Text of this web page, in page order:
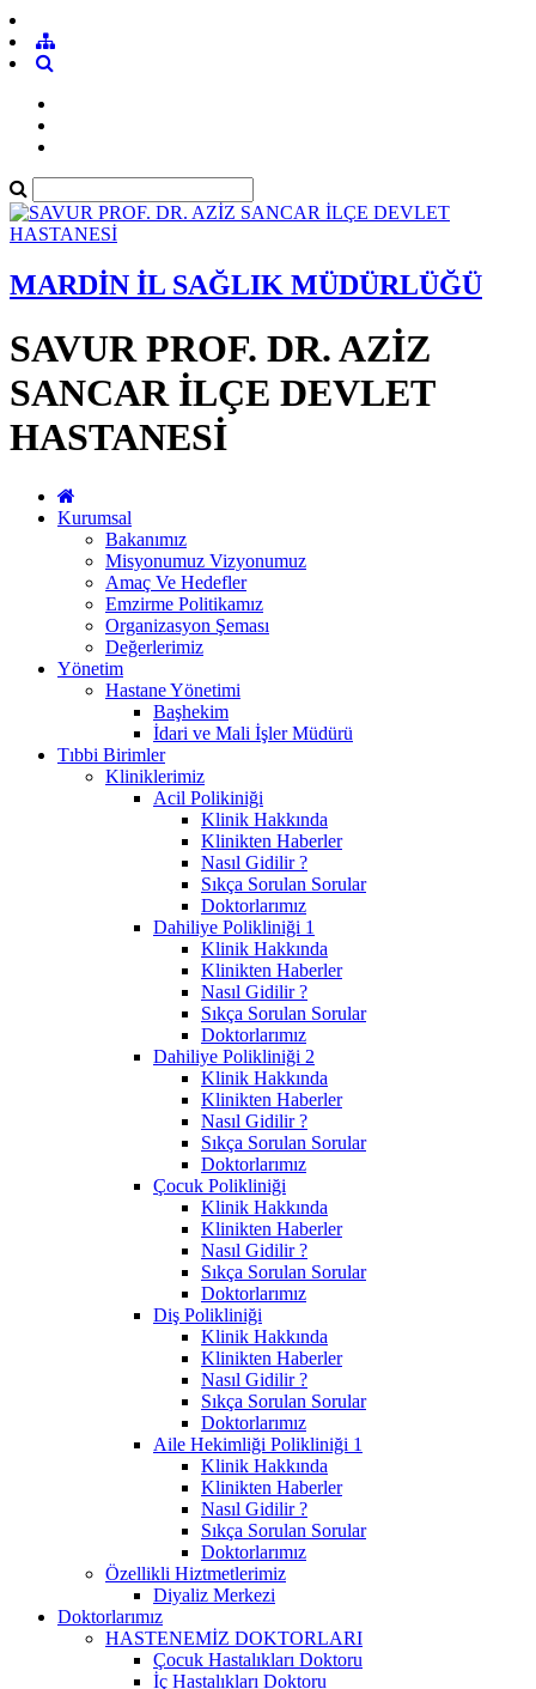
MARDİN İL SAĞLIK MÜDÜRLÜĞÜ
SAVUR PROF. DR. AZİZ
SANCAR İLÇE DEVLET
HASTANESİ
Kurumsal
Bakanımız
Misyonumuz Vizyonumuz
Amaç Ve Hedefler
Emzirme Politikamız
Organizasyon Şeması
Değerlerimiz
Yönetim
Hastane Yönetimi
Başhekim
İdari ve Mali İşler Müdürü
Tıbbi Birimler
Kliniklerimiz
Acil Polikiniği
Klinik Hakkında
Klinikten Haberler
Nasıl Gidilir ?
Sıkça Sorulan Sorular
Doktorlarımız
Dahiliye Polikliniği 1
Klinik Hakkında
Klinikten Haberler
Nasıl Gidilir ?
Sıkça Sorulan Sorular
Doktorlarımız
Dahiliye Polikliniği 2
Klinik Hakkında
Klinikten Haberler
Nasıl Gidilir ?
Sıkça Sorulan Sorular
Doktorlarımız
Çocuk Polikliniği
Klinik Hakkında
Klinikten Haberler
Nasıl Gidilir ?
Sıkça Sorulan Sorular
Doktorlarımız
Diş Polikliniği
Klinik Hakkında
Klinikten Haberler
Nasıl Gidilir ?
Sıkça Sorulan Sorular
Doktorlarımız
Aile Hekimliği Polikliniği 1
Klinik Hakkında
Klinikten Haberler
Nasıl Gidilir ?
Sıkça Sorulan Sorular
Doktorlarımız
Özellikli Hiztmetlerimiz
Diyaliz Merkezi
Doktorlarımız
HASTENEMİZ DOKTORLARI
Çocuk Hastalıkları Doktoru
İç Hastalıkları Doktoru